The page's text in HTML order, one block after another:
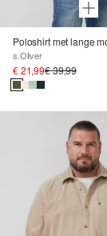
s.Oliver
€ 21,99€ 39,99